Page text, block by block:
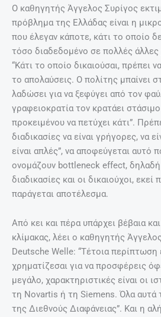
Ο καθηγητής Άγγελος Συρίγος
πρόβλημα της Ελλάδας είναι η
που έλεγαν κάποτε, κάτι το οποίο
τόσο διαδεδομένο σε πολλές άλλες
“Κάτι το οποίο δικαιούσαι, πρέπει
το απολαύσεις. Ο πολίτης μπαίνει
λαδώσει για να ξεφύγει από τον
γραφειοκρατία τον κρατάει
προκειμένου να πετύχει κάτι”.
διαδικασίες να είναι γρήγορες, να
είναι απλές”, να αποφεύγεται αυτό
ονομάζουν bottleneck effect,
διαδικασίες και οι δικαιούχοι,
παράγεται αποτέλεσμα.
Από κει και πέρα υπάρχει βέβαια
κλίμακας, λέει ο καθηγητής
Deutsche Welle: “Τέτοια περίπτωση
χρηματίζεσαι για να προσφέρεις
μεγάλο, χαρακτηριστικές είναι οι
τη Novartis ή τη Siemens. Όλα αυτά
της Διεθνούς Διαφάνειας”. Και η